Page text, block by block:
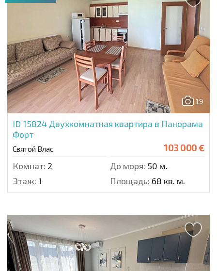
19
ID 15824 Двухкомнатная квартира в Панорама
Форт
Святой Влас 103 000 €
Комнат: 2 До моря: 50 м.
Этаж: 1 Площадь: 68 кв. м.